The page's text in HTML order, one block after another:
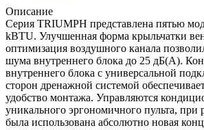
Описание
Серия TRIUMPH представлена пятью
kBTU. Улучшенная форма крыльчатки
оптимизация воздушного канала
шума внутреннего блока до 25 дБ(А).
внутреннего блока с универсальной
сторон дренажной системой
удобство монтажа. Управляются
уникального эргономичного пульта, при
была использована абсолютно новая